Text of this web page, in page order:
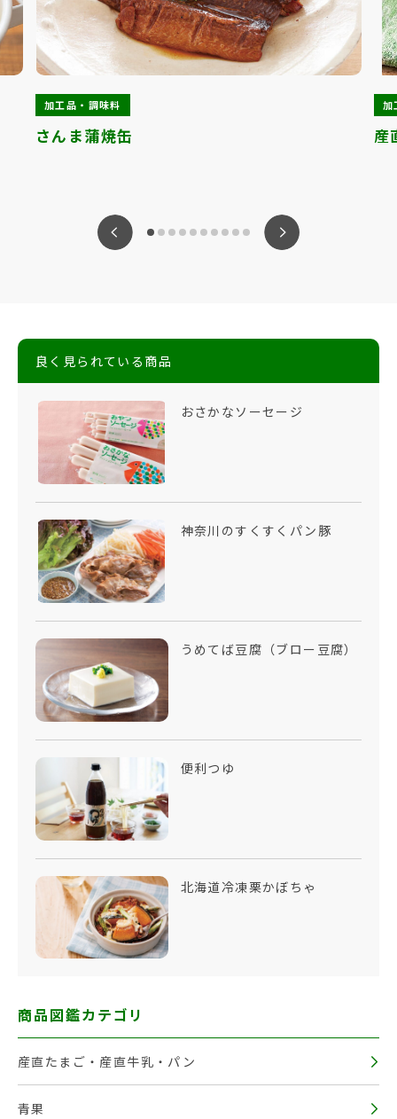
加工品・調味料
さんま蒲焼缶
加
産
良く見られている商品
おさかなソーセージ
神奈川のすくすくパン豚
うめてば豆腐（ブロー豆腐）
便利つゆ
北海道冷凍栗かぼちゃ
商品図鑑カテゴリ
産直たまご・産直牛乳・パン
青果